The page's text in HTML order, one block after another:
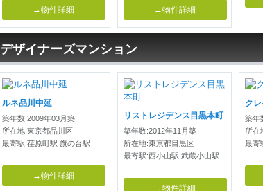
→物件詳細 →物件詳細
デザイナーズマンション
ルネ品川中延
築年数:2009年03月築
所在地:東京都品川区
最寄駅:荏原町駅 旗の台駅
→物件詳細
リストレジデンス目黒本町
築年数:2012年11月築
所在地:東京都目黒区
最寄駅:西小山駅 武蔵小山駅
→物件詳細
ク
築年
所在
最寄